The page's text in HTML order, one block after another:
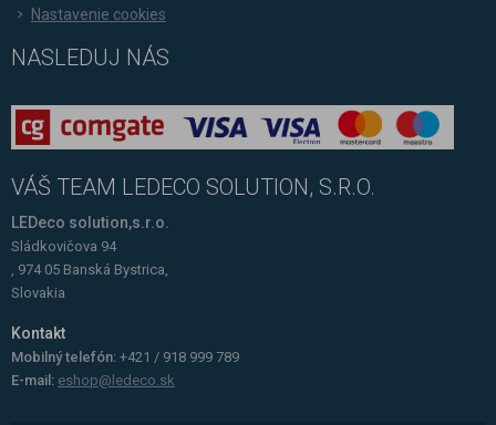
Nastavenie cookies
NASLEDUJ NÁS
VÁŠ TEAM LEDECO SOLUTION, S.R.O.
LEDeco solution,s.r.o.
Sládkovičova 94
, 974 05 Banská Bystrica,
Slovakia
Kontakt
Mobilný telefón: +421 / 918 999 789
E-mail: eshop@ledeco.sk